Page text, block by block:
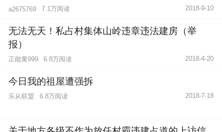
a2675769 7.1万阅读 2018-9-10
无法无天！私占村集体山岭违章违法建房（举
报）
正能量999 6.8万阅读 2018-4-20
今日我的祖屋遭强拆
乐从联盟 6.8万阅读 2018-7-18